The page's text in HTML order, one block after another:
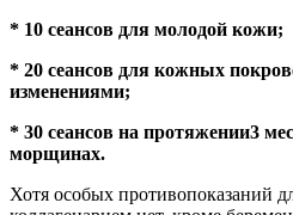
* 10 сеансов для молодой кожи;
* 20 сеансов для кожных
изменениями;
* 30 сеансов на протяжении3
морщинах.
Хотя особых противопоказаний